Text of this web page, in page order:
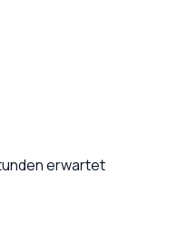
erwartet